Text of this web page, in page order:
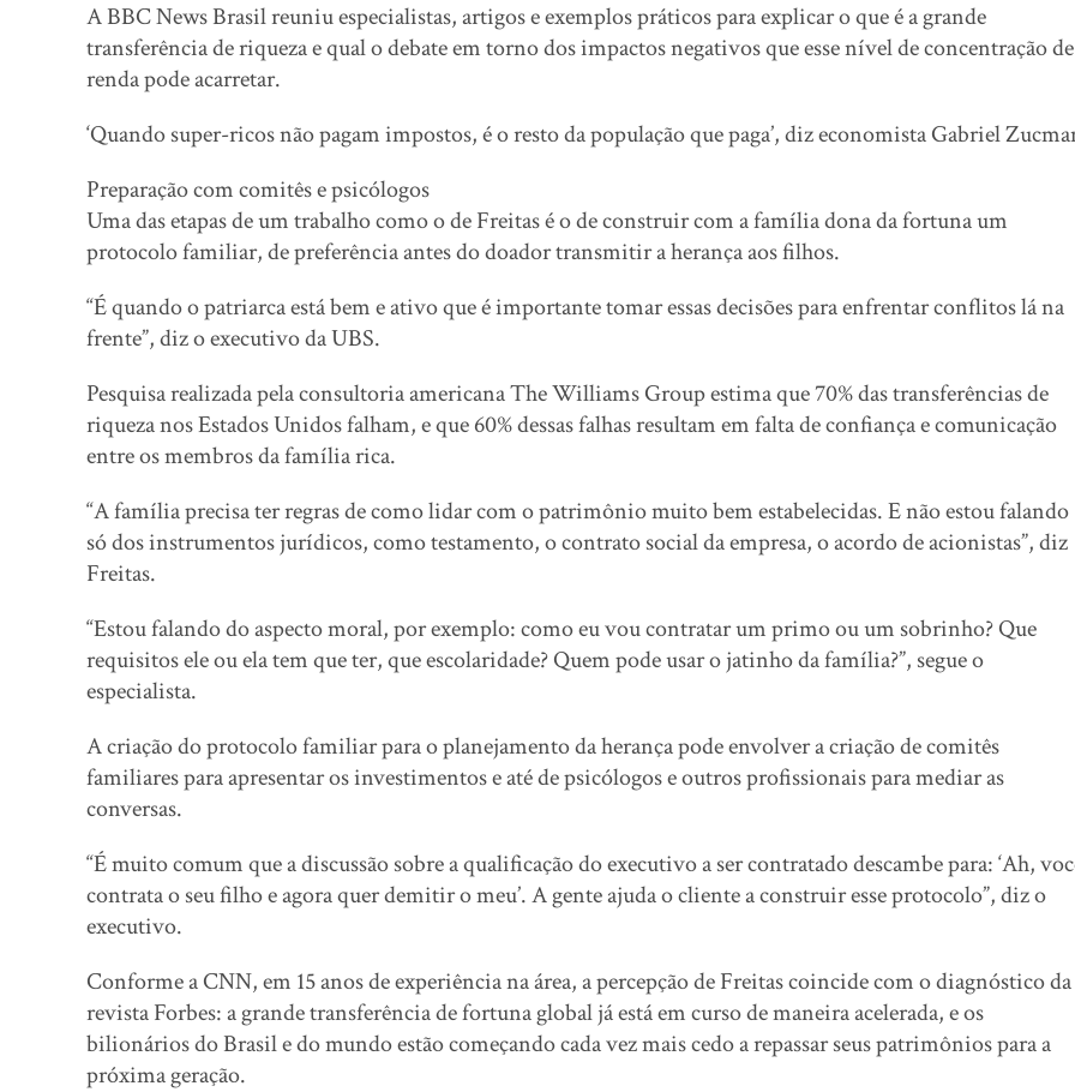
A BBC News Brasil reuniu especialistas, artigos e exemplos práticos para explicar o que é a grande
transferência de riqueza e qual o debate em torno dos impactos negativos que esse nível de concentração de
renda pode acarretar.
‘Quando super-ricos não pagam impostos, é o resto da população que paga’, diz economista Gabriel
Preparação com comitês e psicólogos
Uma das etapas de um trabalho como o de Freitas é o de construir com a família dona da fortuna um
protocolo familiar, de preferência antes do doador transmitir a herança aos filhos.
“É quando o patriarca está bem e ativo que é importante tomar essas decisões para enfrentar conflitos lá na
frente”, diz o executivo da UBS.
Pesquisa realizada pela consultoria americana The Williams Group estima que 70% das transferências de
riqueza nos Estados Unidos falham, e que 60% dessas falhas resultam em falta de confiança e comunicação
entre os membros da família rica.
“A família precisa ter regras de como lidar com o patrimônio muito bem estabelecidas. E não estou falando
só dos instrumentos jurídicos, como testamento, o contrato social da empresa, o acordo de acionistas”, diz
Freitas.
“Estou falando do aspecto moral, por exemplo: como eu vou contratar um primo ou um sobrinho? Que
requisitos ele ou ela tem que ter, que escolaridade? Quem pode usar o jatinho da família?”, segue o
especialista.
A criação do protocolo familiar para o planejamento da herança pode envolver a criação de comitês
familiares para apresentar os investimentos e até de psicólogos e outros profissionais para mediar as
conversas.
“É muito comum que a discussão sobre a qualificação do executivo a ser contratado descambe para: ‘Ah,
contrata o seu filho e agora quer demitir o meu’. A gente ajuda o cliente a construir esse protocolo”, diz o
executivo.
Conforme a CNN, em 15 anos de experiência na área, a percepção de Freitas coincide com o diagnóstico da
revista Forbes: a grande transferência de fortuna global já está em curso de maneira acelerada, e os
bilionários do Brasil e do mundo estão começando cada vez mais cedo a repassar seus patrimônios para a
próxima geração.